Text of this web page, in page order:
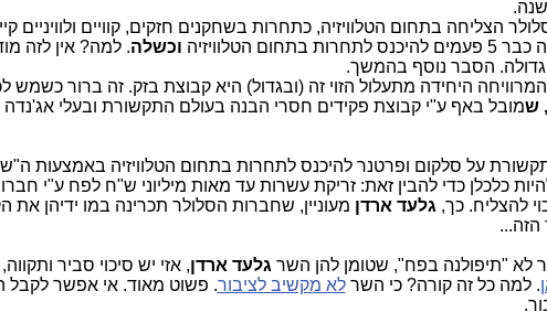
הצליחה בתחום הטלוויזיה, כתחרות בשחקנים חזקים, קוויים ולוויניים
וכשלה. למה? אין לזה
הסבר נוסף בהמשך.
היחידה מתעלול הזוי זה (ובגדול) היא קבוצת בזק. זה ברור כשמש
שמובל באף ע"י קבוצת פקידים חסרי הבנה בעולם התקשורת ובעלי אג'נדה
על סלקום ופרטנר להיכנס לתחרות בתחום הטלוויזיה באמצעות
כלכלן כדי להבין זאת: זריקת עשרות עד מאות מיליוני ש"ח לפח ע"י
להצליח. כך, גלעד ארדן מעוניין, שחברות הסלולר תכרינה במו ידיהן את
הזה...
לא "תיפולנה בפח", שטומן להן השר גלעד ארדן, אזי יש סיכוי סביר
. למה כל זה קורה? כי השרלא מקשיב לציבור. פשוט מאוד. אי אפשר לקבל